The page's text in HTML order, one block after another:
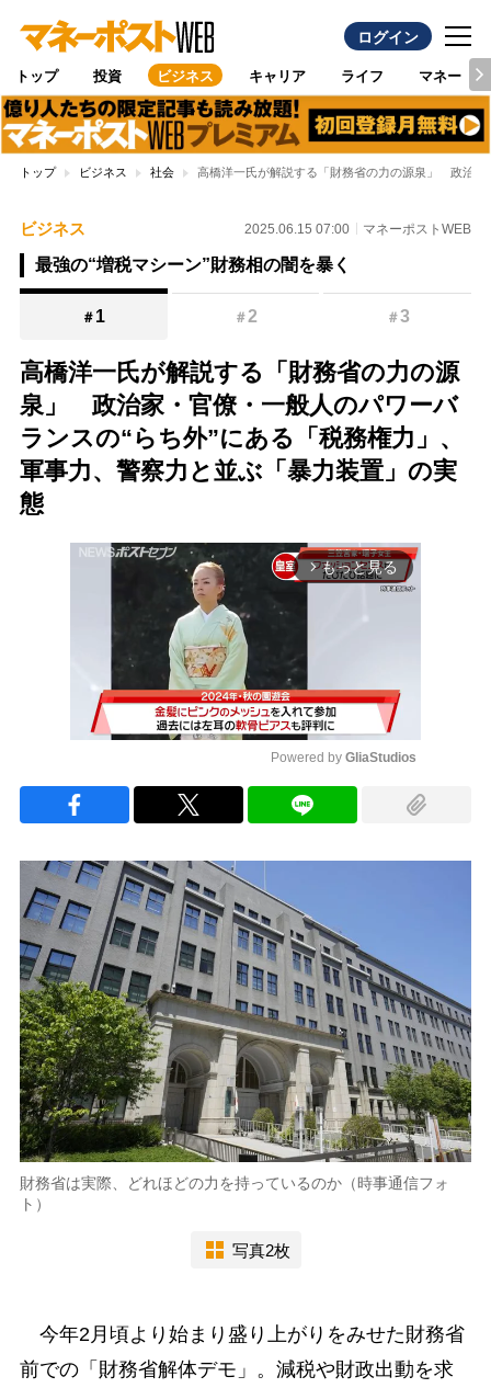
ログイン
トップ 投資 ビジネス キャリア ライフ マネー
トップ ビジネス 社会 高橋洋一氏が解説する「財務省の力の源泉」 政治家
ビジネス 2025.06.15 07:00 マネーポストWEB
最強の“増税マシーン”財務相の闇を暴く
＃ 1 ＃2 ＃3
高橋洋一氏が解説する「財務省の力の源
泉」 政治家・官僚・一般人のパワーバ
ランスの“らち外”にある「税務権力」、
軍事力、警察力と並ぶ「暴力装置」の実
態
arrow_forward_ios もっと見る
Powered by GliaStudios
財務省は実際、どれほどの力を持っているのか（時事通信フォ
ト）
写真2枚
今年2月頃より始まり盛り上がりをみせた財務省
前での「財務省解体デモ」。減税や財政出動を求